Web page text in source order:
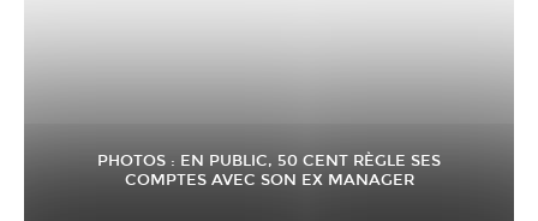
PHOTOS : EN PUBLIC, 50 CENT RÈGLE SES
COMPTES AVEC SON EX MANAGER